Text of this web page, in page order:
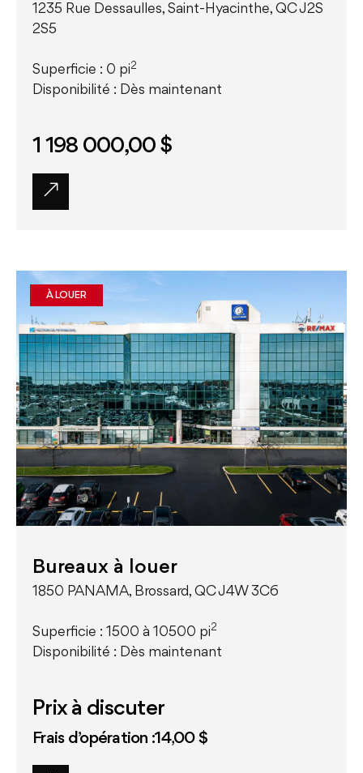
1235 Rue Dessaulles, Saint-Hyacinthe, QC J2S
2S5
Superficie : 0 pi2
Disponibilité : Dès maintenant
1 198 000,00 $
À LOUER
Bureaux à louer
1850 PANAMA, Brossard, QC J4W 3C6
Superficie : 1500 à 10500 pi2
Disponibilité : Dès maintenant
Prix à discuter
Frais d’opération :14,00 $